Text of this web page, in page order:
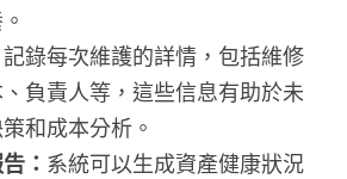
記錄每次維護的詳情，包括維修
負責人等，這些信息有助於未
和成本分析。
： 系統可以生成資產健康狀況